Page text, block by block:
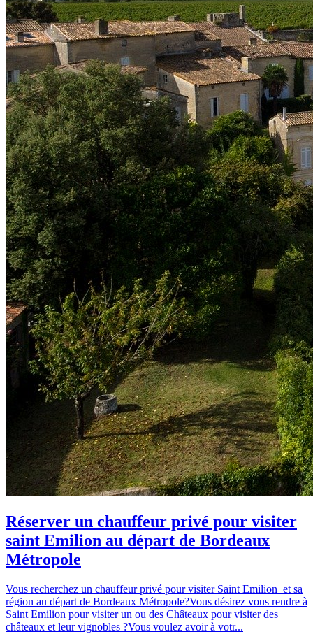
Réserver un chauffeur privé pour visiter
saint Emilion au départ de Bordeaux
Métropole
Vous recherchez un chauffeur privé pour visiter Saint Emilion et sa
région au départ de Bordeaux Métropole?Vous désirez vous rendre à
Saint Emilion pour visiter un ou des Châteaux pour visiter des
châteaux et leur vignobles ?Vous voulez avoir à votr...